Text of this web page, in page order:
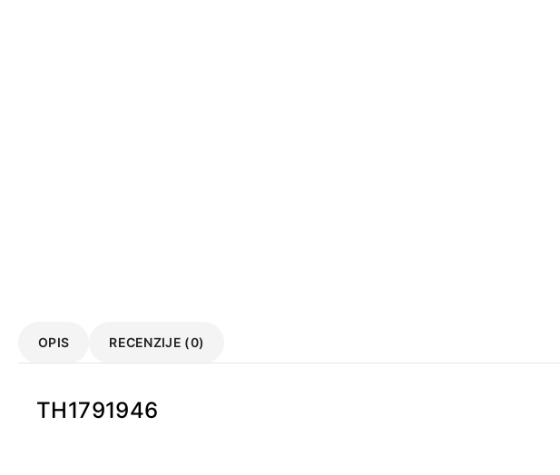
OPIS RECENZIJE (0)
TH1791946